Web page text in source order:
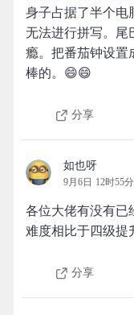
身子占据了半个电
无法进行拼写。尾
瘾。把番茄钟设置
棒的。😄😄
分享
如也呀
9月6日 12时55分
各位大佬有没有已
难度相比于四级提
分享